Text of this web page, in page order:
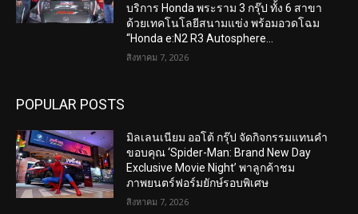
บริการ Honda พระราม 3 กรุ๊ป ทั้ง 6 สาขา
ด้วยเทคโนโลยีสนามแข่ง พร้อมอวดโฉม
“Honda e:N2 R3 Autosphere...
สิงหาคม 7, 2026
POPULAR POSTS
มิลเลนเนียม ออโต้ กรุ๊ป จัดกิจกรรมแทนคำ
ขอบคุณ ‘Spider-Man: Brand New Day
Exclusive Movie Night’ พาลูกค้าชม
ภาพยนตร์ฟอร์มยักษ์รอบพิเศษ
สิงหาคม 7, 2026